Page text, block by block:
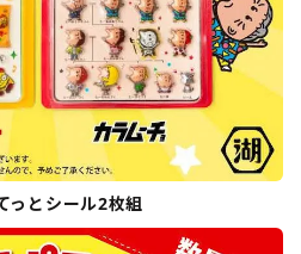
っとシール2枚組